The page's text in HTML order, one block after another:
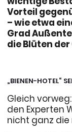
Vorteil
– wie etwa
Grad
die Blüten
„BIENEN-HOTEL“
Gleich
den Experten
nicht ganz